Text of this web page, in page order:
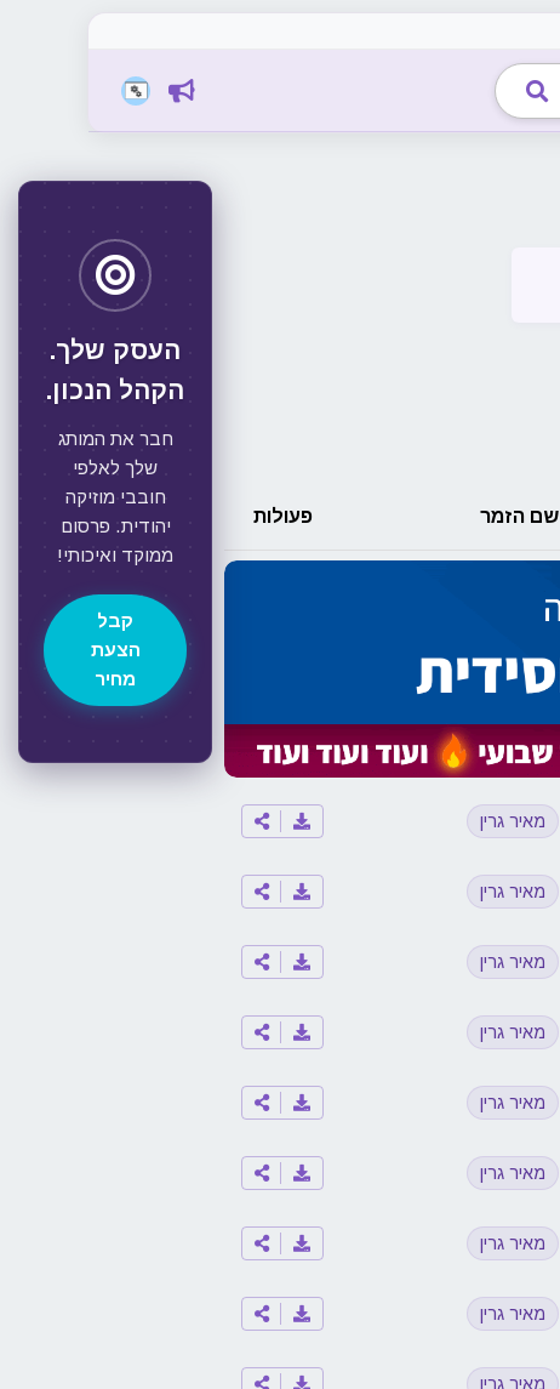
שם הזמר פעולות
מאיר גרין
מאיר גרין
מאיר גרין
מאיר גרין
מאיר גרין
מאיר גרין
מאיר גרין
מאיר גרין
מאיר גרין
העסק שלך.
הקהל הנכון.
חבר את המותג
שלך לאלפי
חובבי מוזיקה
יהודית. פרסום
ממוקד ואיכותי!
קבל
הצעת
מחיר